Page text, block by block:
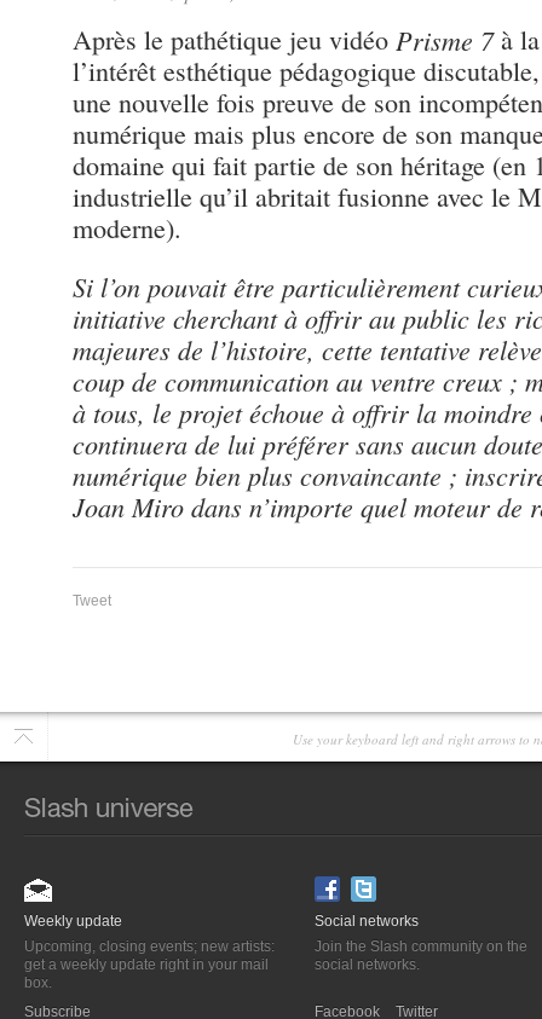
Après le pathétique jeu vidéo Prisme 7à la
l’intérêt esthétique pédagogique
une nouvelle fois preuve de son
numérique mais plus encore de son
domaine qui fait partie de son héritage (en
industrielle qu’il abritait fusionne avec le
moderne).
Si l’on pouvait être particulièrement
initiative cherchant à offrir au public les
majeures de l’histoire, cette tentative
coup de communication au ventre creux ;
à tous, le projet échoue à offrir la moindre
continuera de lui préférer sans aucun
numérique bien plus convaincante ;
Joan Miro dans n’importe quel moteur de
Tweet
Use your keyboard left and right arrows to
Weekly update
Upcoming, closing events; new artists:
get a weekly update right in your mail
box.
Subscribe
Social networks
Join the Slash community on the
social networks.
Facebook Twitter